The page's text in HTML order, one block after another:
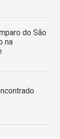
do São
na